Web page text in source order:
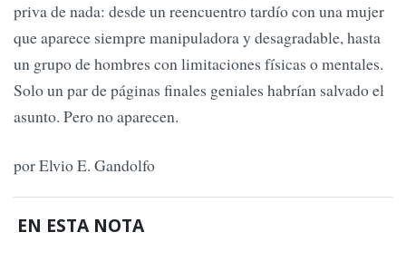
priva de nada: desde un reencuentro tardío con una mujer
que aparece siempre manipuladora y desagradable, hasta
un grupo de hombres con limitaciones físicas o mentales.
Solo un par de páginas finales geniales habrían salvado el
asunto. Pero no aparecen.
por Elvio E. Gandolfo
EN ESTA NOTA